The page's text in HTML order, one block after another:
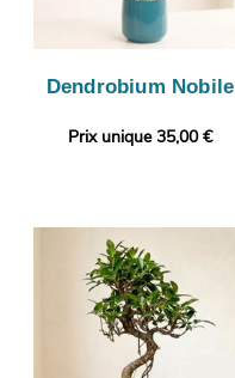
Dendrobium Nobile
Prix unique 35,00 €